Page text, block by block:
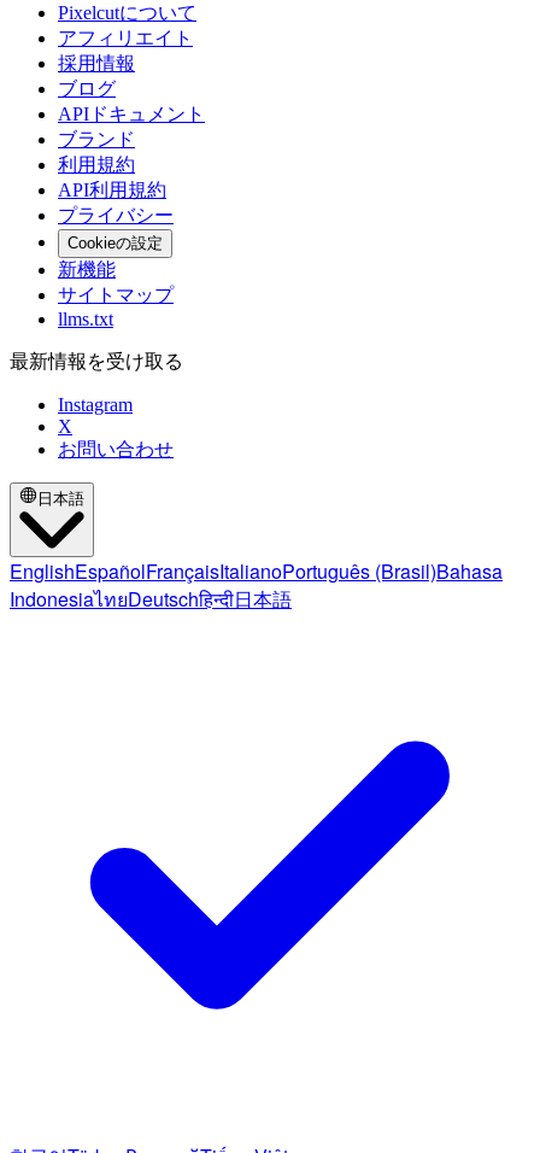
Pixelcutについて
アフィリエイト
採用情報
ブログ
APIドキュメント
ブランド
利用規約
API利用規約
プライバシー
Cookieの設定
新機能
サイトマップ
llms.txt
最新情報を受け取る
Instagram
X
お問い合わせ
日本語
EnglishEspañolFrançaisItalianoPortuguês (Brasil)Bahasa
IndonesiaไทยDeutschहिन्दी日本語